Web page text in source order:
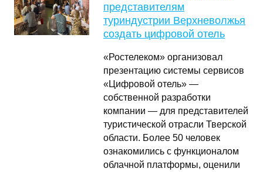
представителям
туриндустрии Верхневолжья
создать цифровой отель
«Ростелеком» организовал
презентацию системы сервисов
«Цифровой отель» —
собственной разработки
компании — для представителей
туристической отрасли Тверской
области. Более 50 человек
ознакомились с функционалом
облачной платформы, оценили